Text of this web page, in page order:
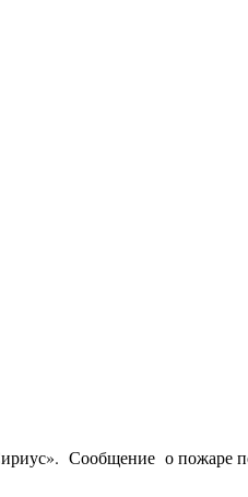
Сообщение о пожаре